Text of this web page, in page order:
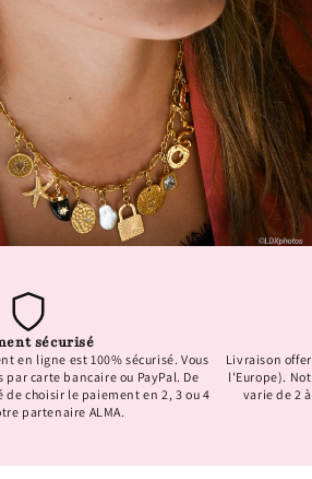
sécurisé
en ligne est 100% sécurisé. Vous
par carte bancaire ou PayPal. De
choisir le paiement en 2, 3 ou 4
partenaire ALMA.
Livraison
l'Europe).
varie de 2